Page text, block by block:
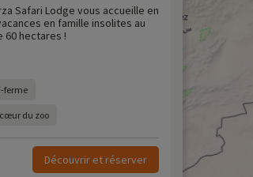
Safari Lodge vous accueille en
en famille insolites au
60 hectares !
ferme
du zoo
Découvrir et réserver